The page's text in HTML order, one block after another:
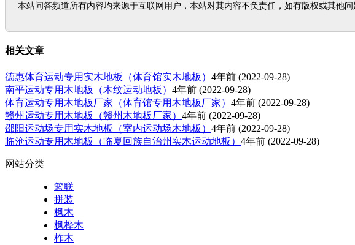
本站问答频道所有内容均来源于互联网用户，本站对其内容不负责任，如有版权或其他
相关文章
德惠体育运动专用实木地板（体育馆实木地板） 4年前 (2022-09-28)
南平运动专用木地板（木纹运动地板） 4年前 (2022-09-28)
体育运动专用木地板厂家（体育馆专用木地板厂家） 4年前 (2022-09-28)
赣州运动专用木地板（赣州木地板厂家） 4年前 (2022-09-28)
邵阳运动场专用实木地板（室内运动场木地板） 4年前 (2022-09-28)
临沧运动专用木地板（临夏回族自治州实木运动地板） 4年前 (2022-09-28)
网站分类
篮联
拼装
枫木
枫桦木
柞木